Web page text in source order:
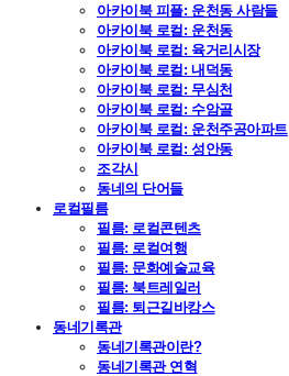
아카이북 피플: 운천동 사람들
아카이북 로컬: 운천동
아카이북 로컬: 육거리시장
아카이북 로컬: 내덕동
아카이북 로컬: 무심천
아카이북 로컬: 수암골
아카이북 로컬: 운천주공아파트
아카이북 로컬: 성안동
조각시
동네의 단어들
로컬필름
필름: 로컬콘텐츠
필름: 로컬여행
필름: 문화예술교육
필름: 북트레일러
필름: 퇴근길바캉스
동네기록관
동네기록관이란?
동네기록관 연혁